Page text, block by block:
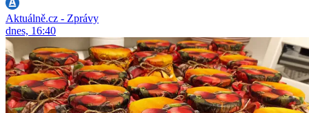
Aktuálně.cz - Zprávy
dnes, 16:40